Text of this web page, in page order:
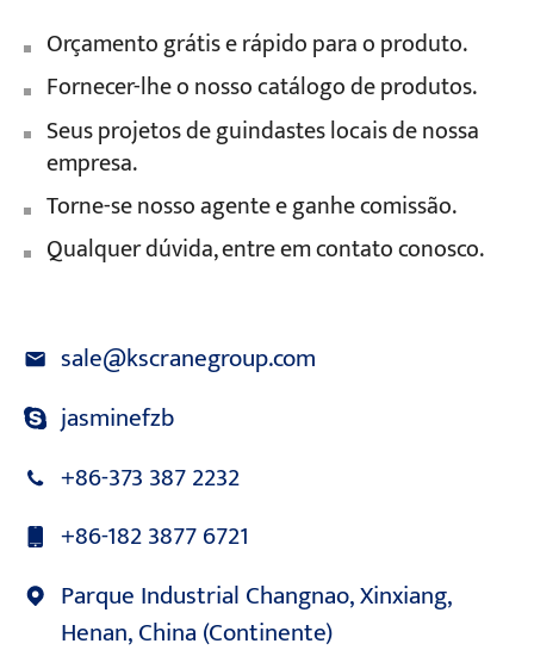
Orçamento grátis e rápido para o produto.
Fornecer-lhe o nosso catálogo de produtos.
Seus projetos de guindastes locais de nossa
empresa.
Torne-se nosso agente e ganhe comissão.
Qualquer dúvida, entre em contato conosco.
sale@kscranegroup.com
jasminefzb
+86-373 387 2232
+86-182 3877 6721
Parque Industrial Changnao, Xinxiang,
Henan, China (Continente)